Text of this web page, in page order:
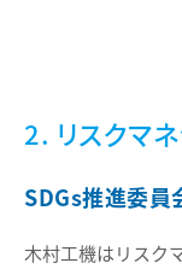
2. リスクマ
SDGs推進委員
木村工機はリスク